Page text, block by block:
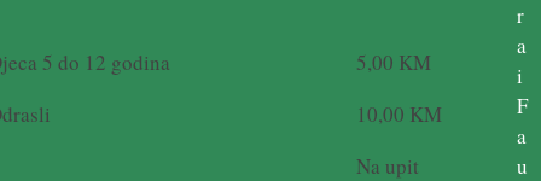
5 do 12 godina
5,00 KM
10,00 KM
Na upit
r
a
i
F
a
u